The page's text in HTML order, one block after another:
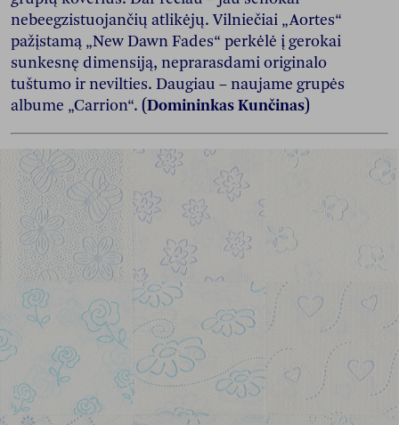
nebeegzistuojančių atlikėjų. Vilniečiai „Aortes“
pažįstamą „New Dawn Fades“ perkėlė į gerokai
sunkesnę dimensiją, neprarasdami originalo
tuštumo ir nevilties. Daugiau – naujame grupės
albume „Carrion“.(Domininkas Kunčinas)